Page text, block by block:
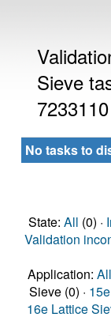
Sieve
7233110
No tasks to
State: All (0) ·
Validation
Application: All
Sieve (0) ·
16e Lattice